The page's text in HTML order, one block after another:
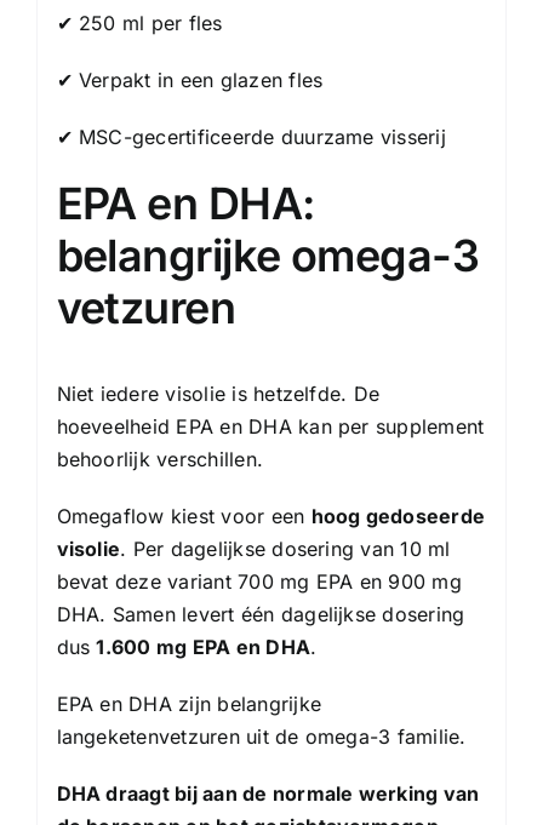
✔ 250 ml per fles
✔ Verpakt in een glazen fles
✔ MSC-gecertificeerde duurzame visserij
EPA en DHA:
belangrijke omega-3
vetzuren
Niet iedere visolie is hetzelfde. De
hoeveelheid EPA en DHA kan per supplement
behoorlijk verschillen.
Omegaflow kiest voor een hoog gedoseerde
visolie. Per dagelijkse dosering van 10 ml
bevat deze variant 700 mg EPA en 900 mg
DHA. Samen levert één dagelijkse dosering
dus1.600 mg EPA en DHA.
EPA en DHA zijn belangrijke
langeketenvetzuren uit de omega-3 familie.
DHA draagt bij aan de normale werking van